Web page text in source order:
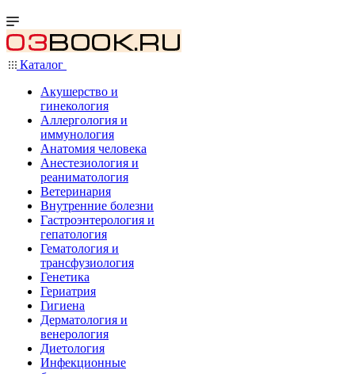
Каталог
Акушерство и
гинекология
Аллергология и
иммунология
Анатомия человека
Анестезиология и
реаниматология
Ветеринария
Внутренние болезни
Гастроэнтерология и
гепатология
Гематология и
трансфузиология
Генетика
Гериатрия
Гигиена
Дерматология и
венерология
Диетология
Инфекционные